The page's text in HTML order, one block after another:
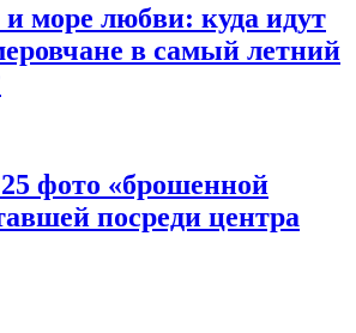
море любви: куда идут
в самый летний
фото «брошенной
посреди центра